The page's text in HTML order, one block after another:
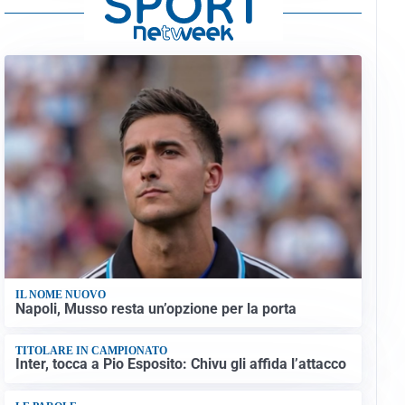
IL NOME NUOVO
Napoli, Musso resta un’opzione per la porta
TITOLARE IN CAMPIONATO
Inter, tocca a Pio Esposito: Chivu gli affida l’attacco